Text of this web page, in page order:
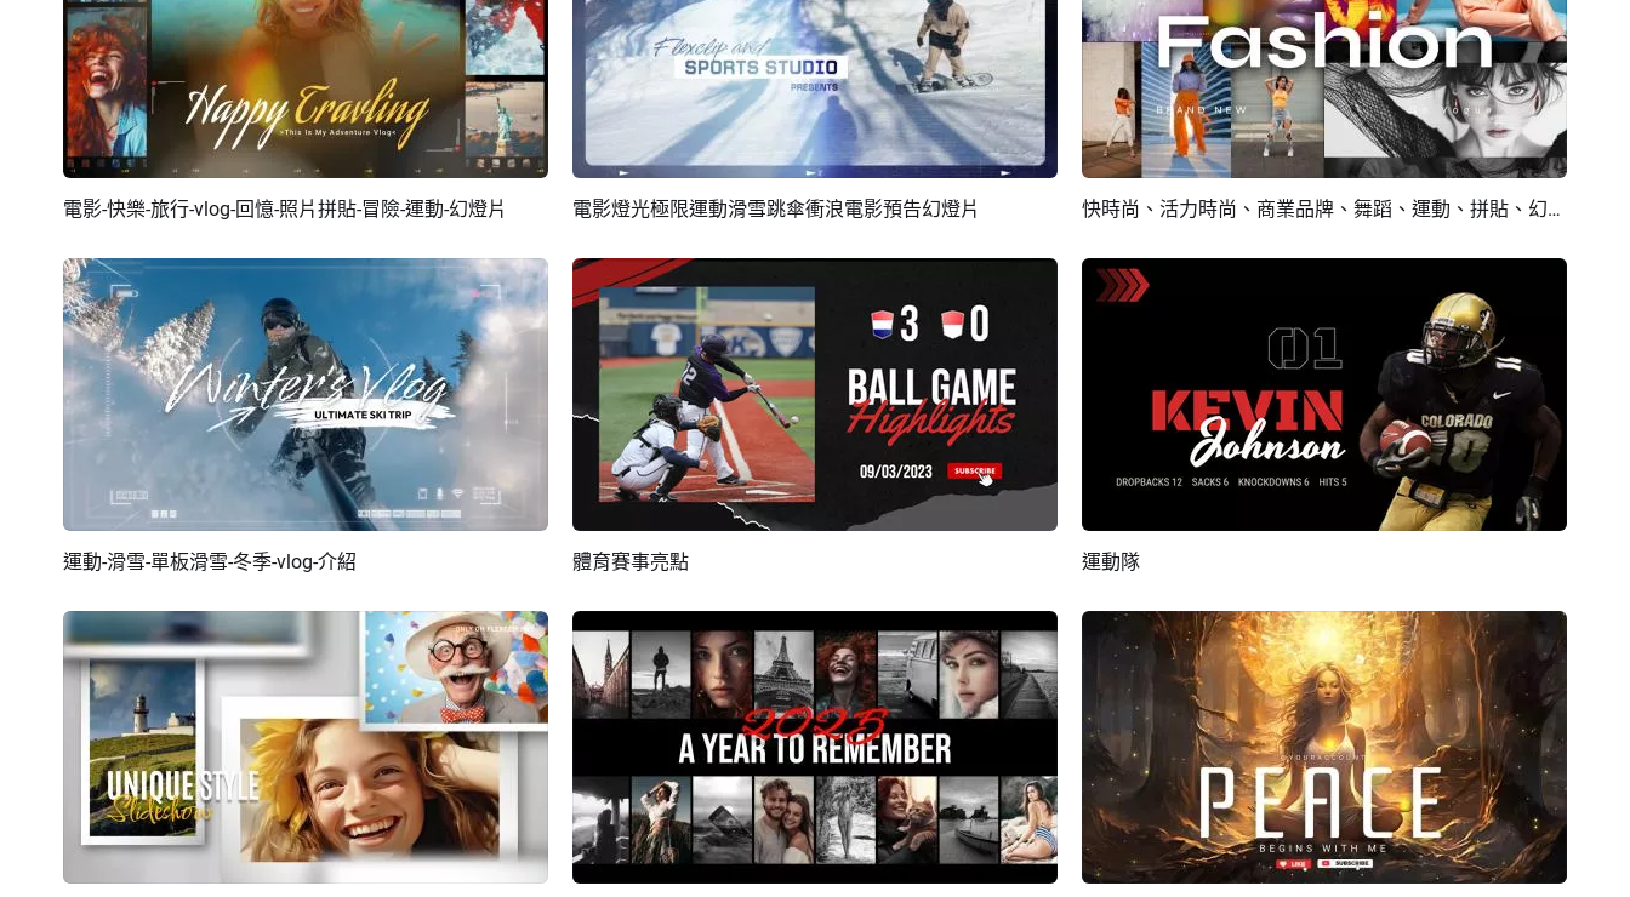
預覽 AI剪同款
電影-快樂-旅行-vlog-回憶-照片拼貼-冒險-運動-幻燈片 預覽 編輯
電影燈光極限運動滑雪跳傘衝浪電影預告幻燈片 預覽 AI剪同款 快時尚、活力時尚、商業品牌、舞蹈、運動、拼貼、幻燈片預告片
預覽 AI剪同款
運動-滑雪-單板滑雪-冬季-vlog-介紹 體育賽事亮點 運動隊